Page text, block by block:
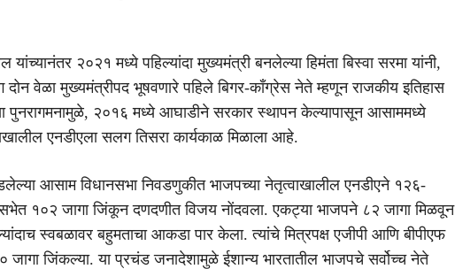
यांच्यानंतर २०२१ मध्ये पहिल्यांदा मुख्यमंत्री बनलेल्या हिमंता बिस्वा सरमा यांनी,
वेळा मुख्यमंत्रीपद भूषवणारे पहिले बिगर-काँग्रेस नेते म्हणून राजकीय इतिहास
पुनरागमनामुळे, २०१६ मध्ये आघाडीने सरकार स्थापन केल्यापासून आसाममध्ये
एनडीएला सलग तिसरा कार्यकाळ मिळाला आहे.
आसाम विधानसभा निवडणुकीत भाजपच्या नेतृत्वाखालील एनडीएने १२६-
१०२ जागा जिंकून दणदणीत विजय नोंदवला. एकट्या भाजपने ८२ जागा मिळवून
स्वबळावर बहुमताचा आकडा पार केला. त्यांचे मित्रपक्ष एजीपी आणि बीपीएफ
जागा जिंकल्या. या प्रचंड जनादेशामुळे ईशान्य भारतातील भाजपचे सर्वोच्च नेते